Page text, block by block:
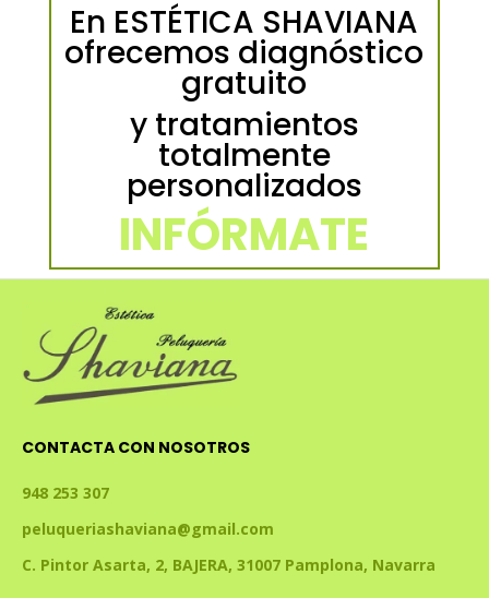
En ESTÉTICA SHAVIANA
ofrecemos diagnóstico
gratuito
y tratamientos
totalmente
personalizados
INFÓRMATE
CONTACTA CON NOSOTROS
948 253 307
peluqueriashaviana@gmail.com
C. Pintor Asarta, 2, BAJERA, 31007 Pamplona, Navarra